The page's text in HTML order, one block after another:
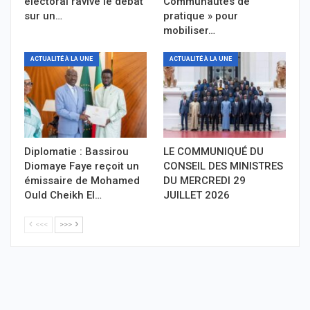
sur un…
pratique » pour
mobiliser…
ACTUALITÉ À LA UNE
Diplomatie : Bassirou
Diomaye Faye reçoit un
émissaire de Mohamed
Ould Cheikh El…
ACTUALITÉ À LA UNE
LE COMMUNIQUÉ DU
CONSEIL DES MINISTRES
DU MERCREDI 29
JUILLET 2026
<<< >>>